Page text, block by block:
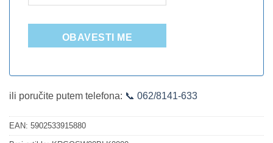
OBAVESTI ME
ili poručite putem telefona: 📞 062/8141-633
EAN: 5902533915880